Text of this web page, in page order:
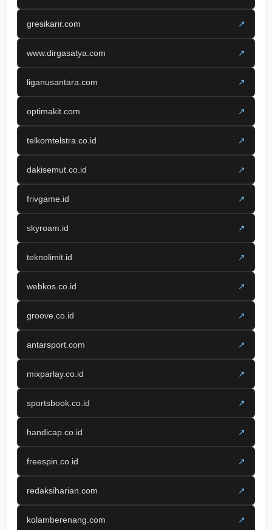
gresikarir.com ↗
www.dirgasatya.com ↗
liganusantara.com ↗
optimakit.com ↗
telkomtelstra.co.id ↗
dakisemut.co.id ↗
frivgame.id ↗
skyroam.id ↗
teknolimit.id ↗
webkos.co.id ↗
groove.co.id ↗
antarsport.com ↗
mixparlay.co.id ↗
sportsbook.co.id ↗
handicap.co.id ↗
freespin.co.id ↗
redaksiharian.com ↗
kolamberenang.com ↗